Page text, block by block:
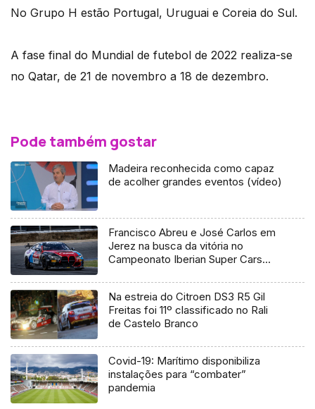
No Grupo H estão Portugal, Uruguai e Coreia do Sul.
A fase final do Mundial de futebol de 2022 realiza-se
no Qatar, de 21 de novembro a 18 de dezembro.
Pode também gostar
Madeira reconhecida como capaz
de acolher grandes eventos (vídeo)
Francisco Abreu e José Carlos em
Jerez na busca da vitória no
Campeonato Iberian Super Cars
Na estreia do Citroen DS3 R5 Gil
Freitas foi 11º classificado no Rali
de Castelo Branco
Covid-19: Marítimo disponibiliza
instalações para “combater”
pandemia